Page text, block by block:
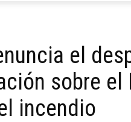
Español
|
el
sobre el
incendio